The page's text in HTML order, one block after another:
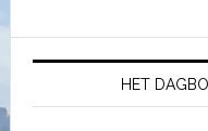
HET